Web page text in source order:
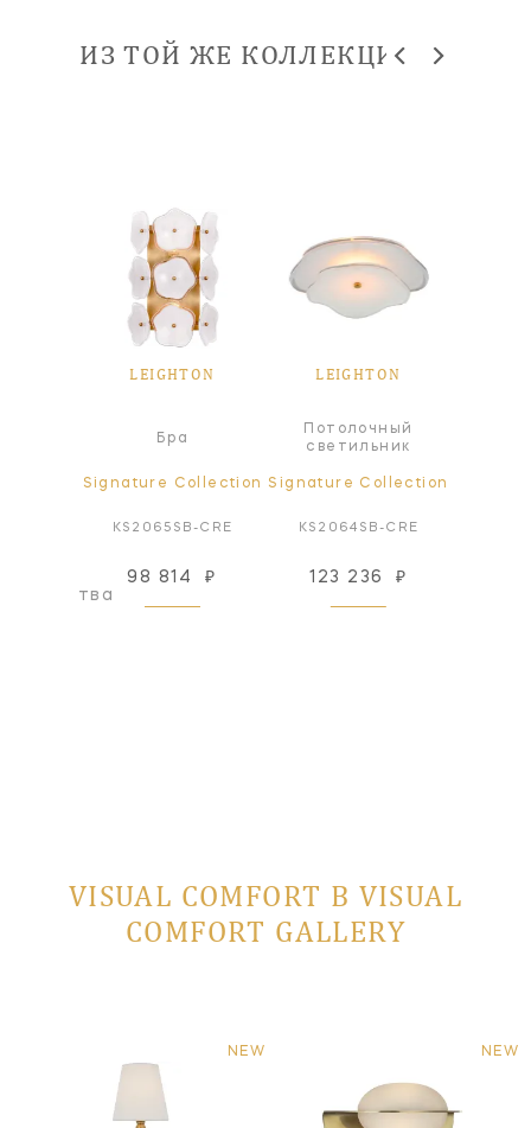
ИЗ ТОЙ ЖЕ КОЛЛЕКЦИИ
LEIGHTON
Бра
Signature Collection
KS2065SB-CRE
98 814 ₽
LEIGHTON
Потолочный
светильник
Signature Collection
KS2064SB-CRE
123 236 ₽
VISUAL COMFORT В VISUAL
COMFORT GALLERY
NEW NEW